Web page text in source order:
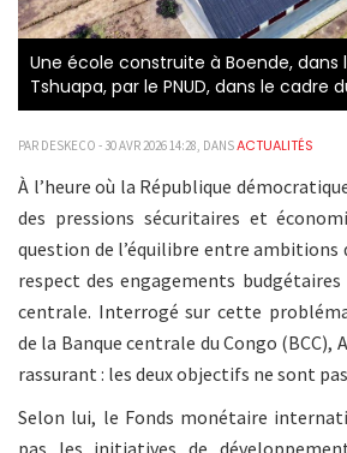
Une école construite à Boende, dans
Tshuapa, par le PNUD, dans le cadre
PAR DESKECO - 30 AVR 2026 14:28, DANSACTUALITÉS
À l’heure où la République
des pressions sécuritaires et
question de l’équilibre entre
respect des engagements
centrale. Interrogé sur cette
de la Banque centrale du Congo (BCC),
rassurant : les deux objectifs ne sont
Selon lui, le Fonds monétaire